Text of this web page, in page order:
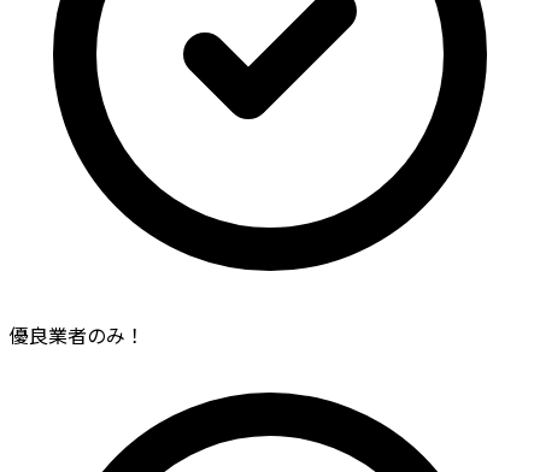
優良業者のみ！